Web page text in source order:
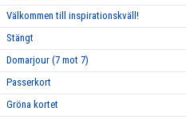
Välkommen till inspirationskväll!
Stängt
Domarjour (7 mot 7)
Passerkort
Gröna kortet